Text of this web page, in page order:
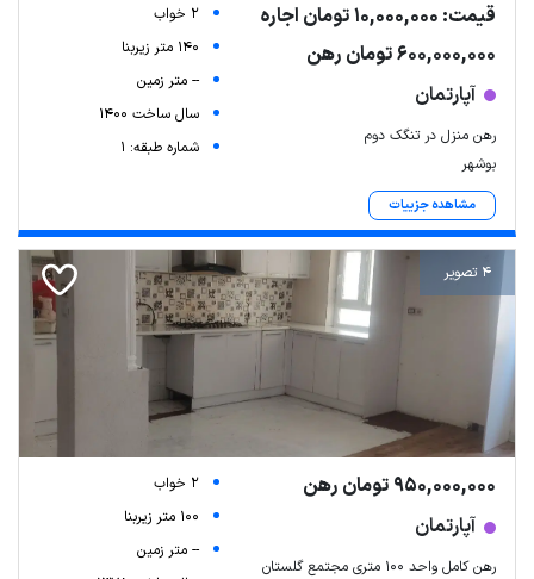
قیمت: 10,000,000 تومان اجاره
600,000,000 تومان رهن
آپارتمان
رهن منزل در تنگک دوم
بوشهر
مشاهده جزییات
2 خواب
140 متر زیربنا
-- متر زمین
سال ساخت 1400
شماره طبقه: 1
4 تصویر
950,000,000 تومان رهن
آپارتمان
رهن کامل واحد 100 متری مجتمع گلستان
2 خواب
100 متر زیربنا
-- متر زمین